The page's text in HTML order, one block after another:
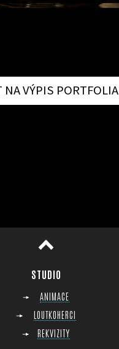
NA VÝPIS PORTFOLIA
STUDIO
ANIMACE
LOUTKOHERCI
REKVIZITY